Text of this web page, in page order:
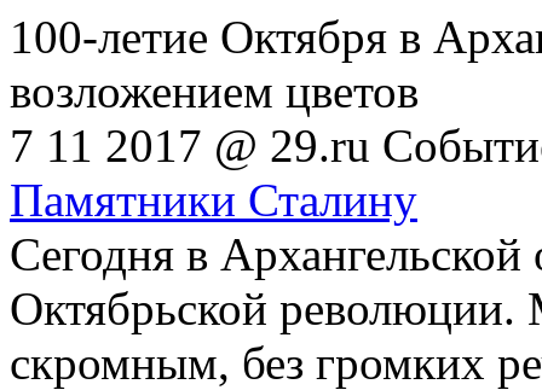
100-летие Октября в
возложением цветов
7 11 2017 @ 29.ru
Памятники Сталину
Сегодня в Архангельской
Октябрьской
скромным, без громких